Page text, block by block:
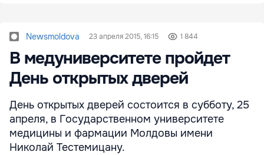
Newsmoldova 23 апреля 2015, 16:15 1 844
В медуниверситете пройдет
День открытых дверей
День открытых дверей состоится в субботу, 25
апреля, в Государственном университете
медицины и фармации Молдовы имени
Николай Тестемицану.